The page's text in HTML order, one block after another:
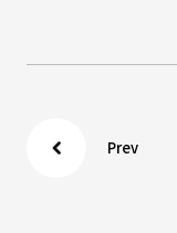
Prev